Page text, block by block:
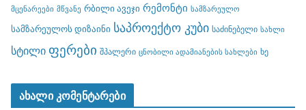
მცენარეები მწვანე რბილი ავეჯი რემონტი სამზარეულო
სამზარეულოს დიზაინი საპროექტო კუბი საძინებელი სახლი
სტილი ფერები შპალერი ცნობილი ადამიანების სახლები ხე
ახალი კომენტარები